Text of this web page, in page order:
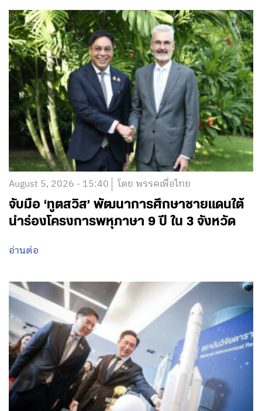
August 5, 2026 - 15:40 โดย พรรคเพื่อไทย
จับมือ ‘ทูตสวิส’ พัฒนาการศึกษาชายแดนใต้
นำร่องโครงการพหุภาษา 9 ปี ใน 3 จังหวัด
อ่านต่อ